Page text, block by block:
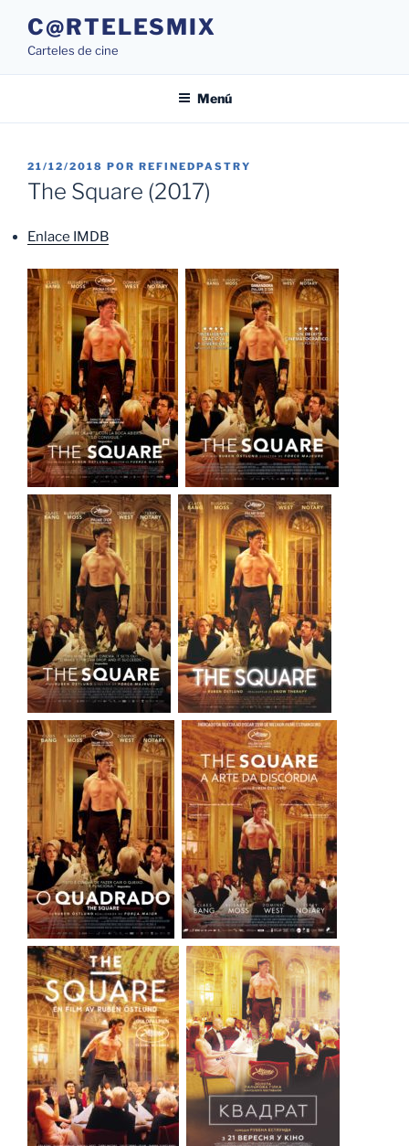
contenido
C@RTELESMIX
Carteles de cine
Menú
PUBLICADO
EL
21/12/2018 POR REFINEDPASTRY
The Square (2017)
Enlace IMDB